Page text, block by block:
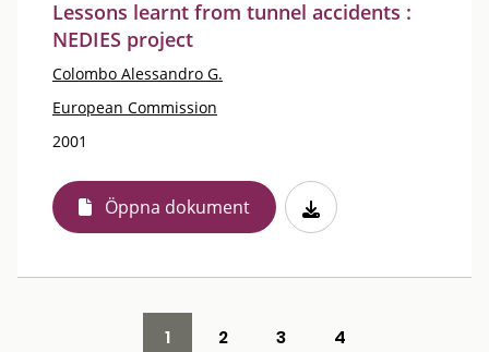
Lessons learnt from tunnel accidents :
NEDIES project
Colombo Alessandro G.
European Commission
2001
Öppna dokument
1 2 3 4